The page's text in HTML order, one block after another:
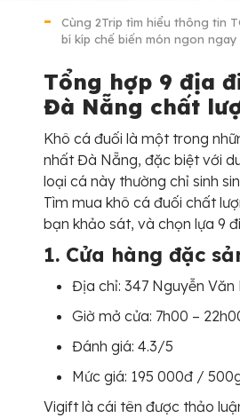
Cùng 2Trip tìm hiểu thông tin
bí kíp chế biến món ngon
Tổng hợp 9 địa
Đà Nẵng chất
Khô cá đuối là một trong
nhất Đà Nẵng, đặc biệt với
loại cá này thường chỉ sinh
Tìm mua khô cá đuối chất
bạn khảo sát, và chọn lựa 9
1. Cửa hàng đặc
Địa chỉ: 347 Nguyễn
Giờ mở cửa: 7h00 –
Đánh giá: 4.3/5
Mức giá: 195 000đ /
Vigift là cái tên được thảo